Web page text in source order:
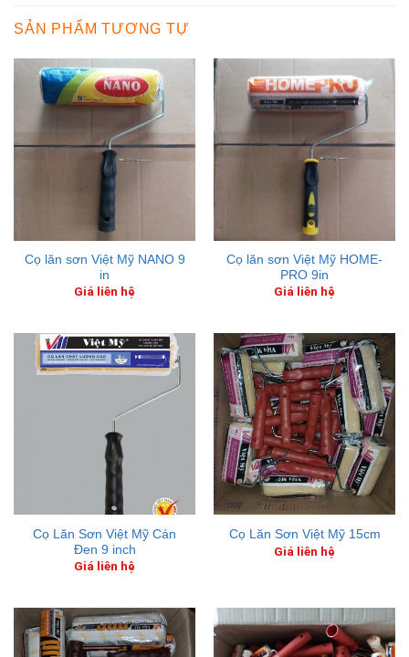
SẢN PHẨM TƯƠNG TỰ
Cọ lăn sơn Việt Mỹ NANO 9
in
Giá liên hệ
Cọ lăn sơn Việt Mỹ HOME-
PRO 9in
Giá liên hệ
Cọ Lăn Sơn Việt Mỹ Cán
Đen 9 inch
Giá liên hệ
Cọ Lăn Sơn Việt Mỹ 15cm
Giá liên hệ